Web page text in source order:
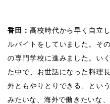
香田： 高校時代から早く自立
ルバイトをしていました。そ
の専門学校に進みました。い
た中で、お世話になった料理
外ともやりとりできる、とい
みたいな、海外で働きたいな